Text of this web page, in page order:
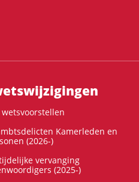
Kamerleden en
(2026-)
vervanging
(2025-)